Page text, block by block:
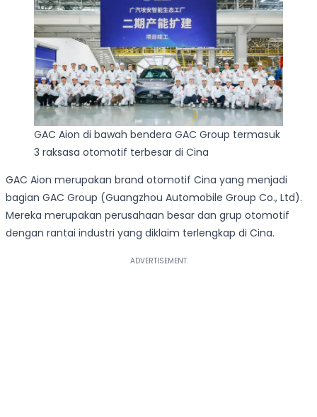
GAC Aion di bawah bendera GAC Group termasuk
3 raksasa otomotif terbesar di Cina
GAC Aion merupakan brand otomotif Cina yang menjadi
bagian GAC Group (Guangzhou Automobile Group Co., Ltd).
Mereka merupakan perusahaan besar dan grup otomotif
dengan rantai industri yang diklaim terlengkap di Cina.